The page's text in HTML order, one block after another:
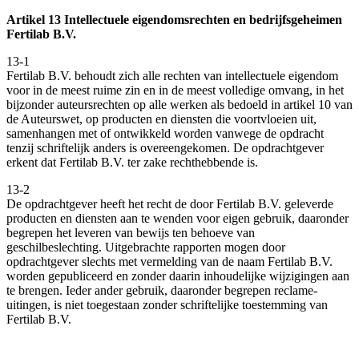
Artikel 13 Intellectuele eigendomsrechten en bedrijfsgeheimen
Fertilab B.V.
13-1
Fertilab B.V. behoudt zich alle rechten van intellectuele eigendom
voor in de meest ruime zin en in de meest volledige omvang, in het
bijzonder auteursrechten op alle werken als bedoeld in artikel 10 van
de Auteurswet, op producten en diensten die voortvloeien uit,
samenhangen met of ontwikkeld worden vanwege de opdracht
tenzij schriftelijk anders is overeengekomen. De opdrachtgever
erkent dat Fertilab B.V. ter zake rechthebbende is.
13-2
De opdrachtgever heeft het recht de door Fertilab B.V. geleverde
producten en diensten aan te wenden voor eigen gebruik, daaronder
begrepen het leveren van bewijs ten behoeve van
geschilbeslechting. Uitgebrachte rapporten mogen door
opdrachtgever slechts met vermelding van de naam Fertilab B.V.
worden gepubliceerd en zonder daarin inhoudelijke wijzigingen aan
te brengen. Ieder ander gebruik, daaronder begrepen reclame-
uitingen, is niet toegestaan zonder schriftelijke toestemming van
Fertilab B.V.